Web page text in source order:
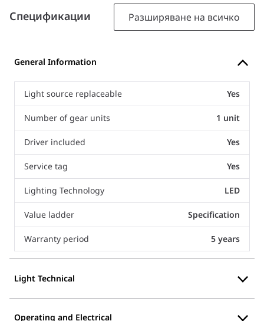
Спецификации Разширяване на всичко
General Information
Light source replaceable Yes
Number of gear units 1 unit
Driver included Yes
Service tag Yes
Lighting Technology LED
Value ladder Specification
Warranty period 5 years
Light Technical
Operating and Electrical